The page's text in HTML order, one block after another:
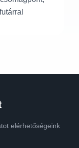
elérhetőségeink